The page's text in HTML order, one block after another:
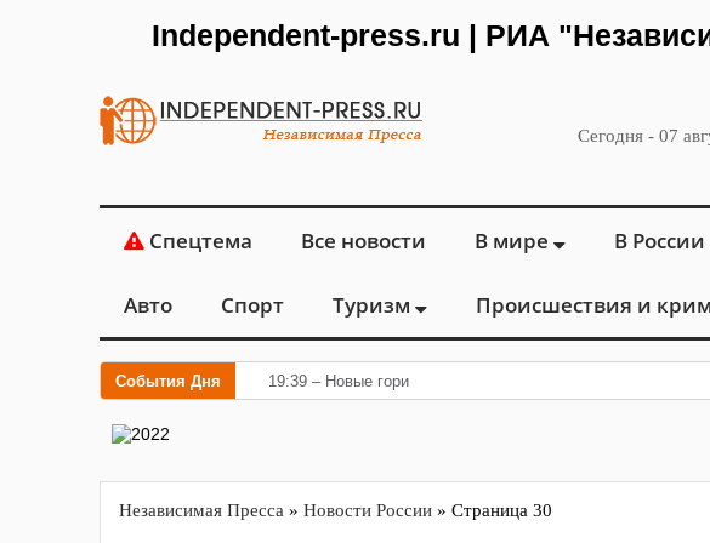
Independent-press.ru | РИА
Сегодня - 07
Спецтема Все новости В мире В России
Авто Спорт Туризм Происшествия и
События Дня 19:39 – Новые горизонты флебологии: в М
Независимая Пресса » Новости России » Страница 30